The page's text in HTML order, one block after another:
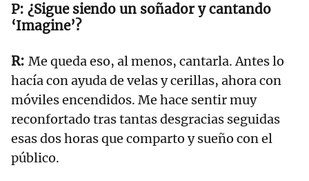
¿Sigue siendo un soñador y cantando
‘Imagine’?
Me queda eso, al menos, cantarla. Antes lo
hacía con ayuda de velas y cerillas, ahora con
móviles encendidos. Me hace sentir muy
reconfortado tras tantas desgracias seguidas
esas dos horas que comparto y sueño con el
público.